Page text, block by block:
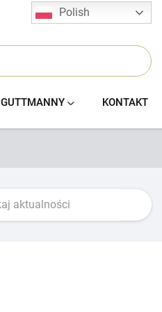
Polish
GUTTMANNY KONTAKT